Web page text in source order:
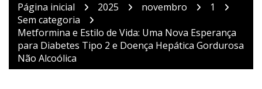
Página inicial 2025 novembro
1
Sem categoria
Metformina e Estilo de Vida: Uma Nova Esperança
para Diabetes Tipo 2 e Doença Hepática Gordurosa
Não Alcoólica